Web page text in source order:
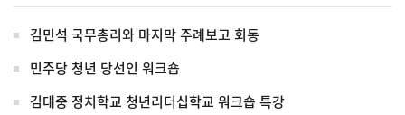
김민석 국무총리와 마지막 주례보고 회동
민주당 청년 당선인 워크숍
김대중 정치학교 청년리더십학교 워크숍 특강